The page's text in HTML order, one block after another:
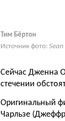
Тим Бёртон
Источник фото:
Сейчас Дженна
стечении
Оригинальный
Чарльзе